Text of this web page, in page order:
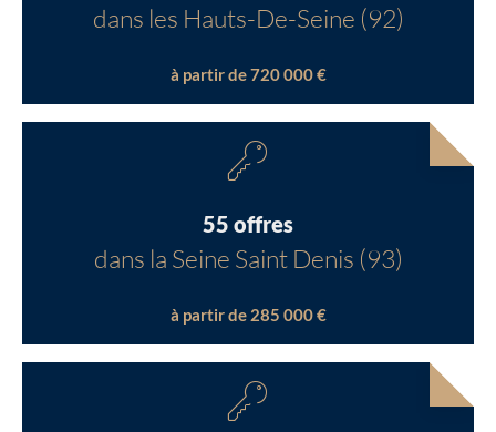
dans les Hauts-De-Seine (92)
à partir de 720 000 €
55 offres
dans la Seine Saint Denis (93)
à partir de 285 000 €